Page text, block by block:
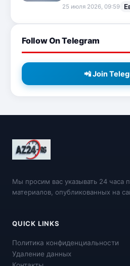
25 июля 2026, 09:59
Follow On Telegram
📲 Join
Мы просим вас указывать 24 часа
материалов, опубликованных на
QUICK LINKS
Политика конфиденциальности
Удаление данных